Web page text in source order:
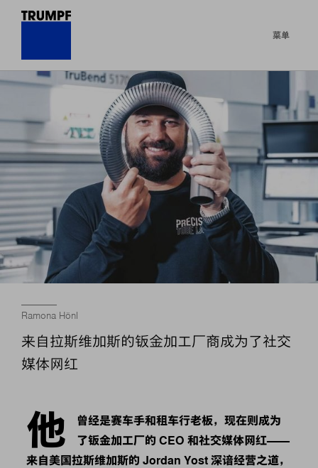
菜单
Ramona Hönl
来自拉斯维加斯的钣金加工厂商成为了社交
媒体网红
他
曾经是赛车手和租车行老板，现在则成为
了钣金加工厂的 CEO 和社交媒体网红——
来自美国拉斯维加斯的 Jordan Yost 深谙经营之道，